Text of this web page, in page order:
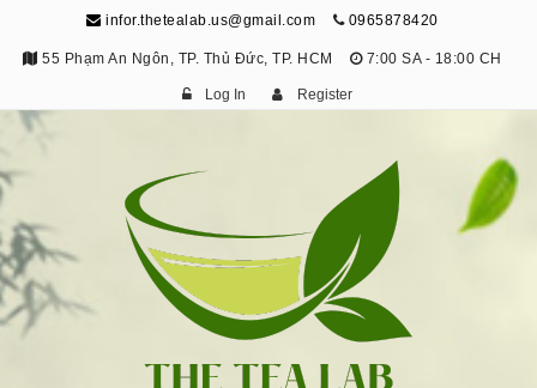
infor.thetealab.us@gmail.com 0965878420
55 Phạm An Ngôn, TP. Thủ Đức, TP. HCM 7:00 SA - 18:00 CH
Log In Register